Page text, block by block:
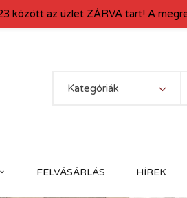
Kategóriák
FELVÁSÁRLÁS HÍREK
között az üzlet ZÁRVA tart! A